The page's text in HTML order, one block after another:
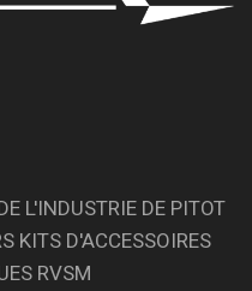
L'INDUSTRIE DE PITOT
KITS D'ACCESSOIRES
RVSM